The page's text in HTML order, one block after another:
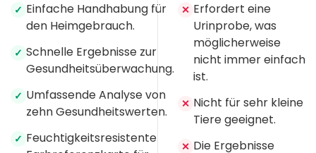
✓ Einfache Handhabung für
den Heimgebrauch.
✓ Schnelle Ergebnisse zur
Gesundheitsüberwachung.
✓ Umfassende Analyse von
zehn Gesundheitswerten.
✓ Feuchtigkeitsresistente
✕ Erfordert eine
Urinprobe, was
möglicherweise
nicht immer einfach
ist.
✕ Nicht für sehr kleine
Tiere geeignet.
✕ Die Ergebnisse